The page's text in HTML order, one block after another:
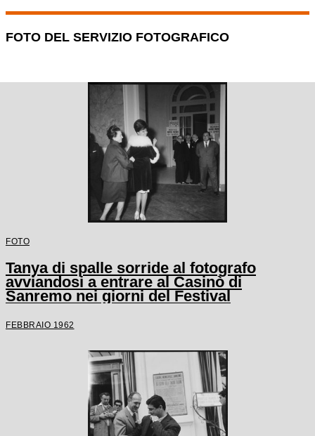
FOTO DEL SERVIZIO FOTOGRAFICO
FOTO
Tanya di spalle sorride al fotografo
avviandosi a entrare al Casinò di
Sanremo nei giorni del Festival
FEBBRAIO 1962